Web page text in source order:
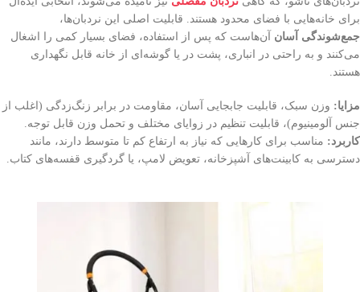
برای خانه‌هایی با فضای محدود هستند. قابلیت اصلی این نردبان‌ها،
جمع‌شوندگی آسان آن‌هاست که پس از استفاده، فضای بسیار کمی را اشغال
می‌کنند و به راحتی در انباری، پشت در یا گوشه‌ای از خانه قابل نگهداری
هستند.
مزایا: وزن سبک، قابلیت جابجایی آسان، مقاومت در برابر زنگ‌زدگی (اغلب از
جنس آلومینیوم)، قابلیت تنظیم در زوایای مختلف و تحمل وزن قابل توجه.
کاربرد: مناسب برای کارهایی که نیاز به ارتفاع کم تا متوسط دارند، مانند
دسترسی به کابینت‌های آشپزخانه، تعویض لامپ، یا گردگیری قفسه‌های کتاب.